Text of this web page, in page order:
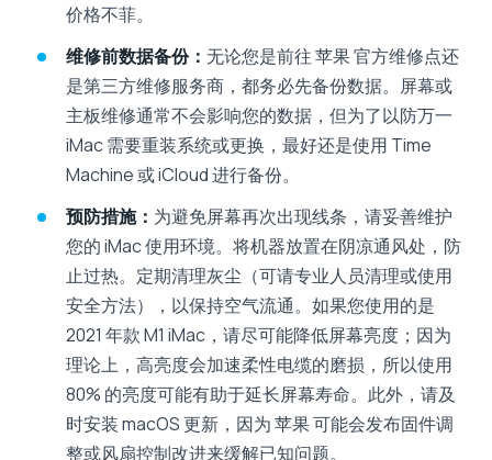
价格不菲。
维修前数据备份： 无论您是前往 苹果 官方维修点还
是第三方维修服务商，都务必先备份数据。屏幕或
主板维修通常不会影响您的数据，但为了以防万一
iMac 需要重装系统或更换，最好还是使用 Time
Machine 或 iCloud 进行备份。
预防措施： 为避免屏幕再次出现线条，请妥善维护
您的 iMac 使用环境。将机器放置在阴凉通风处，防
止过热。定期清理灰尘（可请专业人员清理或使用
安全方法），以保持空气流通。如果您使用的是
2021 年款 M1 iMac，请尽可能降低屏幕亮度；因为
理论上，高亮度会加速柔性电缆的磨损，所以使用
80% 的亮度可能有助于延长屏幕寿命。此外，请及
时安装 macOS 更新，因为 苹果 可能会发布固件调
整或风扇控制改进来缓解已知问题。